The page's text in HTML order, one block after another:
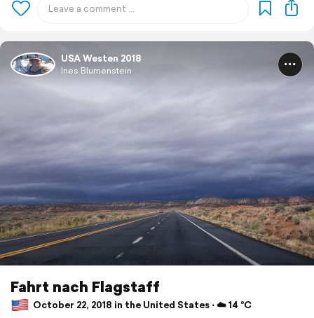
USA Westen 2018
Ines Blumenstein
Fahrt nach Flagstaff
October 22, 2018 in the United States ⋅ ☁️ 14 °C